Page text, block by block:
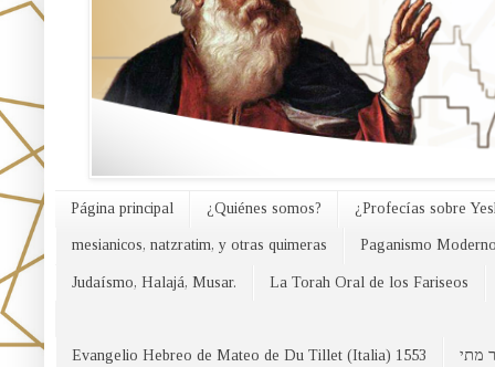
Página principal ¿Quiénes somos? ¿Profecías sobre
mesianicos, natzratim, y otras quimeras Paganismo
Judaísmo, Halajá, Musar. La Torah Oral de los Fariseos
Evangelio Hebreo de Mateo de Du Tillet (Italia) 1553